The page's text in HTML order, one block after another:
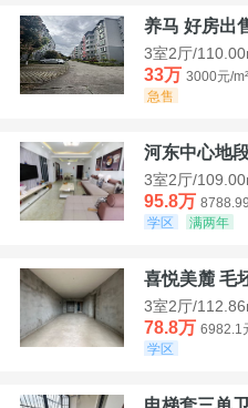
养马 好房出
3室2厅/
33万 3000元/m²
急售
河东中心地
3室2厅/
95.8万
学区
满两年
喜悦美麓 毛
3室2厅/
78.8万 6982.1
学区